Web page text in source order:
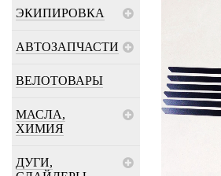
ЭКИПИРОВКА
АВТОЗАПЧАСТИ
ВЕЛОТОВАРЫ
МАСЛА,
ХИМИЯ
ДУГИ,